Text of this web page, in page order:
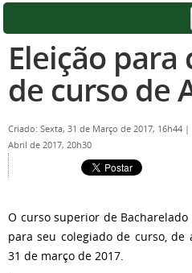
Eleição para
de curso de
Criado: Sexta, 31 de Março de 2017, 16h44 |
Abril de 2017, 20h30
O curso superior de
para seu colegiado de curso, de
31 de março de 2017.